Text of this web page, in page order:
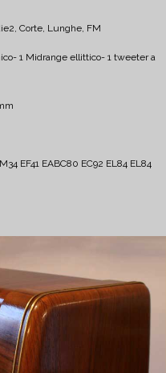
Corte, Lunghe, FM
- 1 Midrange ellittico- 1 tweeter a
EF41 EABC80 EC92 EL84 EL84